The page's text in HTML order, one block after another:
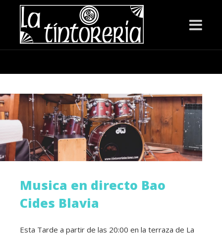
Bao Cides Blavia
Musica en directo Bao
Cides Blavia
Esta Tarde a partir de las 20:00 en la terraza de La